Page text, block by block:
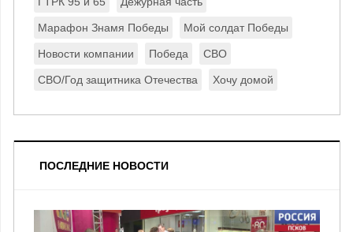
Марафон Знамя Победы Мой солдат Победы
Новости компании Победа СВО
СВО/Год защитника Отечества Хочу домой
ПОСЛЕДНИЕ НОВОСТИ